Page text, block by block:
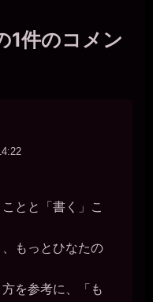
1件のコメン
とと「書く」こ
もっとひなたの
を参考に、「も